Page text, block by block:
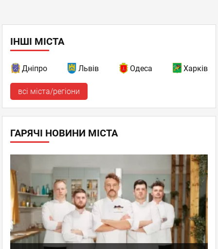
ІНШІ МІСТА
Дніпро Львів Одеса Харків
всі міста/регіони
ГАРЯЧІ НОВИНИ МІСТА